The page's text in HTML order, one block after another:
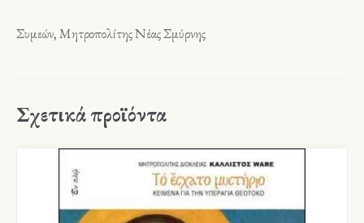
Συμεών, Μητροπολίτης Νέας Σμύρνης
Σχετικά προϊόντα